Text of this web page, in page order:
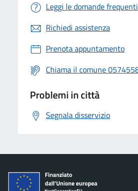
Leggi le domande frequenti
Richiedi assistenza
Prenota appuntamento
Chiama il comune
Problemi in città
Segnala disservizio